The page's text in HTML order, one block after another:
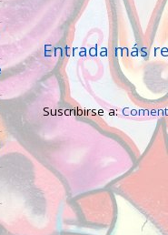
Entrada más
Suscribirse a: